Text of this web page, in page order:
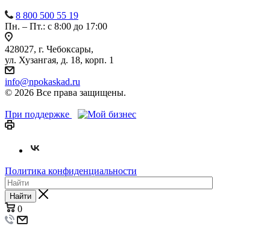
8 800 500 55 19
Пн. – Пт.: с 8:00 до 17:00
428027, г. Чебоксары,
ул. Хузангая, д. 18, корп. 1
info@npokaskad.ru
© 2026 Все права защищены.
При поддержке
Политика конфиденциальности
Найти
0